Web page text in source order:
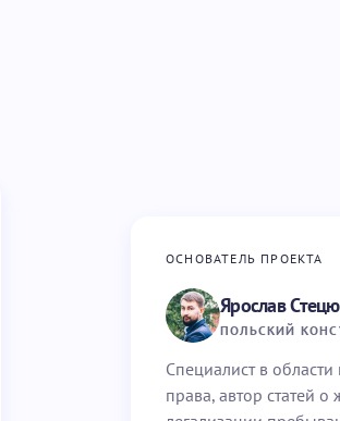
ОСНОВАТЕЛЬ ПРОЕКТА
Ярослав
ПОЛЬСКИЙ
Специалист в
права, автор статей